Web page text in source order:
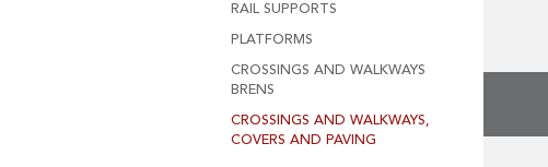
RAIL SUPPORTS
PLATFORMS
CROSSINGS AND WALKWAYS
BRENS
CROSSINGS AND WALKWAYS,
COVERS AND PAVING